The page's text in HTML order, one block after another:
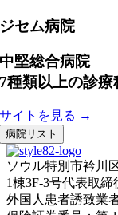
ジセム病院
中堅総合病院
7種類以上の診
サイトを見る →
病院リスト
ソウル特別市衿川
1棟3F-3号代表取締
外国人患者誘致業